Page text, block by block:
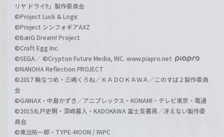
リヤ ドライ!!」製作委員会
©Project Luck & Logic
©Project シンフォギアAXZ
©BanG Dream! Project
©Craft Egg Inc.
©SEGA／ ©Crypton Future Media, INC. www.piapro.net
©NANOHA Reflection PROJECT
©2017 暁なつめ・三嶋くろね／ＫＡＤＯＫＡＷＡ／このすば２製作委員
会
©GAINAX・中島かずき／アニプレックス・KONAMI・テレビ東京・電通
©2015丸戸史明・深崎暮人・KADOKAWA 富士見書房／冴えない製作委
員会
©東出祐一郎・TYPE-MOON / FAPC